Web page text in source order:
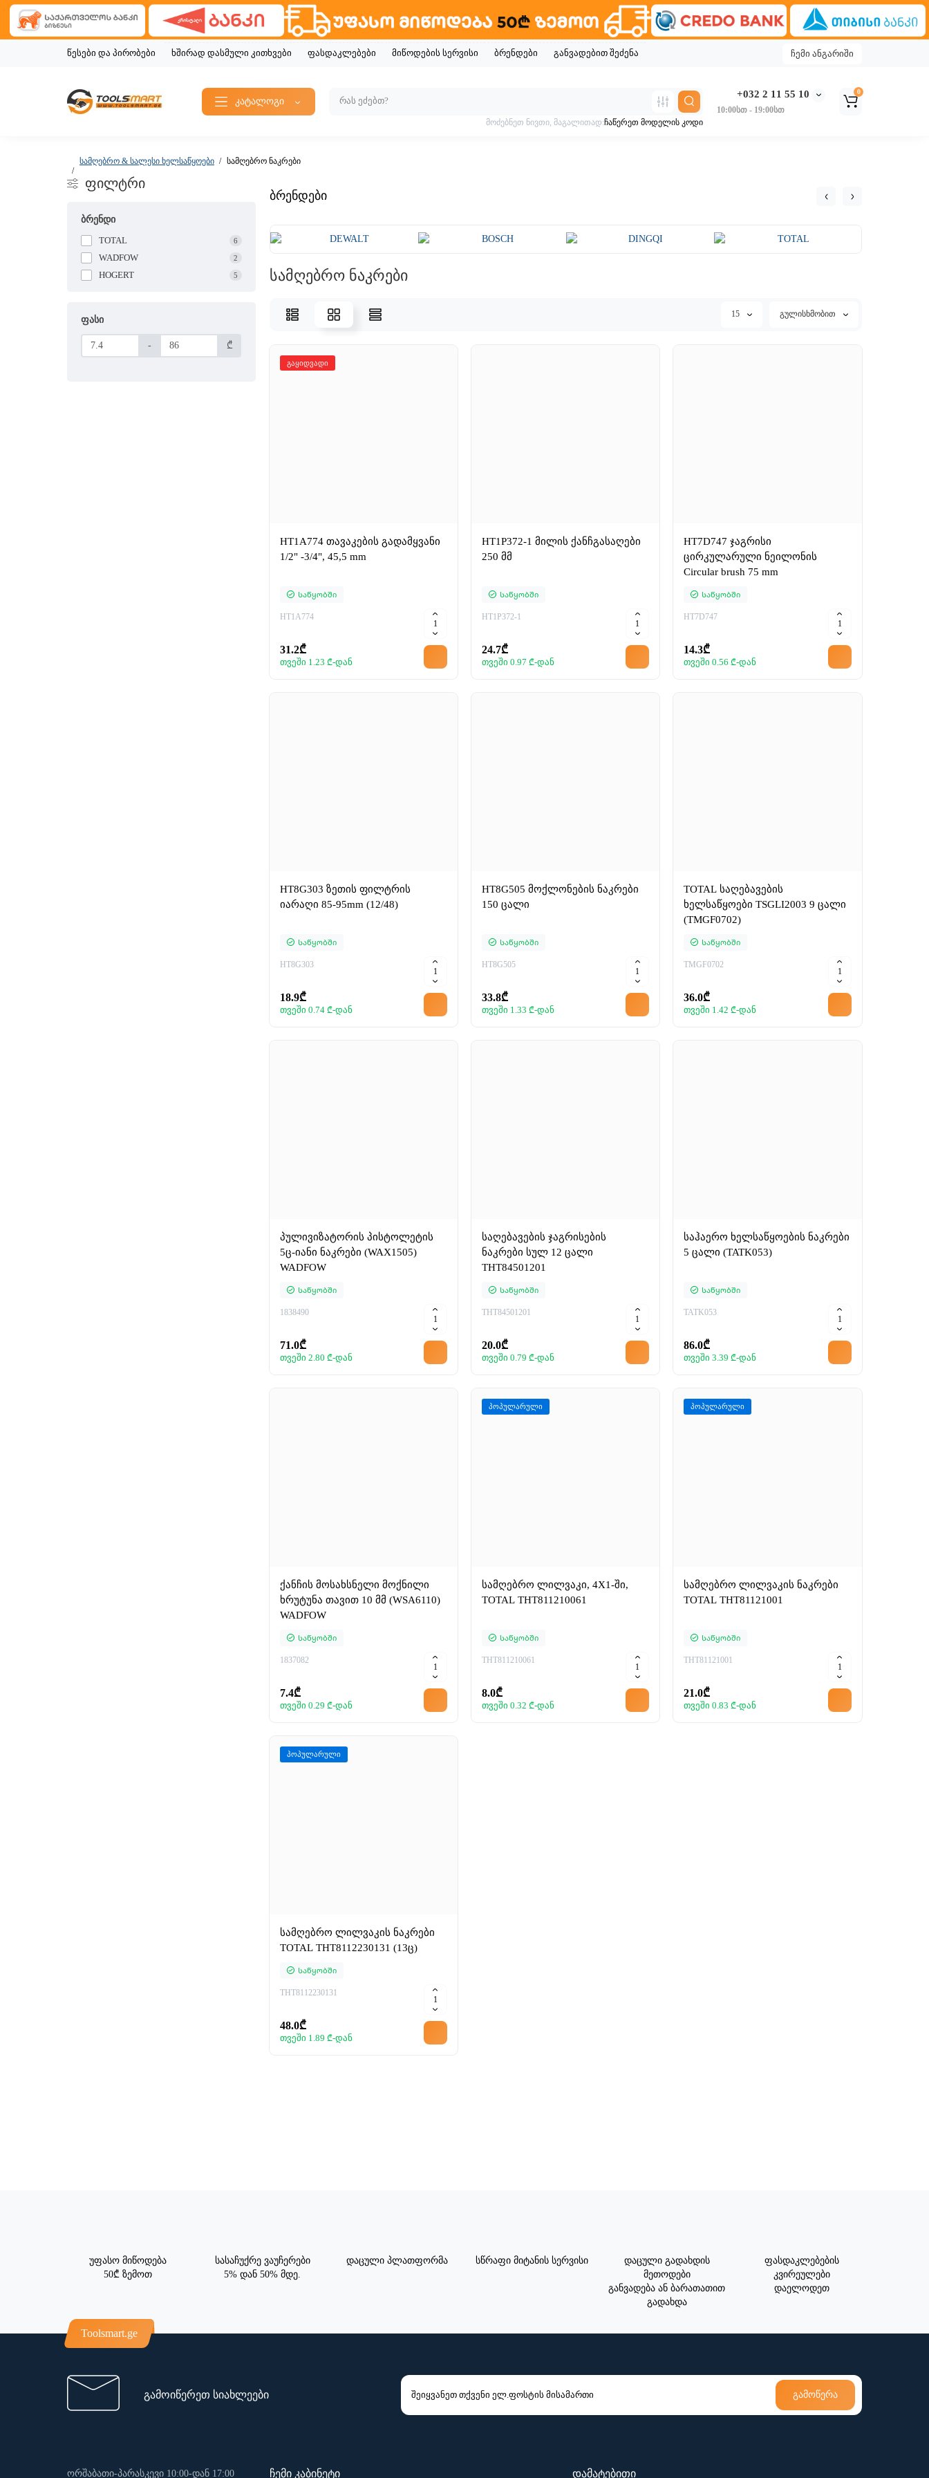
წესები და პირობები ხშირად დასმული კითხვები ფასდაკლებები მიწოდების სერვისი ბრენდები განვადებით შეძენა ჩემი ანგარიში
კატალოგი
+032 2 11 55 10
10:00სთ - 19:00სთ
მოძებნეთ ნივთი, მაგალითად:ჩაწერეთ მოდელის კოდი
0
სამღებრო & სალესი ხელსაწყოები სამღებრო ნაკრები
ფილტრი
ბრენდი
TOTAL
6
WADFOW 2
HOGERT 5
ფასი
- ₾
ბრენდები
სამღებრო ნაკრები
15 გულისხმობით
გაყიდვადი
HT1A774 თავაკების გადამყვანი
1/2" -3/4", 45,5 mm
Საწყობში
HT1A774
31.2₾
თვეში 1.23 ₾-დან
HT1P372-1 მილის ქანჩგასაღები
250 მმ
Საწყობში
HT1P372-1
24.7₾
თვეში 0.97 ₾-დან
HT7D747 ჯაგრისი
ცირკულარული ნეილონის
Circular brush 75 mm
Საწყობში
HT7D747
14.3₾
თვეში 0.56 ₾-დან
HT8G303 ზეთის ფილტრის
იარაღი 85-95mm (12/48)
Საწყობში
HT8G303
18.9₾
თვეში 0.74 ₾-დან
HT8G505 მოქლონების ნაკრები
150 ცალი
Საწყობში
HT8G505
33.8₾
თვეში 1.33 ₾-დან
TOTAL საღებავების
ხელსაწყოები TSGLI2003 9 ცალი
(TMGF0702)
Საწყობში
TMGF0702
36.0₾
თვეში 1.42 ₾-დან
პულივიზატორის პისტოლეტის
5ც-იანი ნაკრები (WAX1505)
WADFOW
Საწყობში
1838490
71.0₾
თვეში 2.80 ₾-დან
საღებავების ჯაგრისების
ნაკრები სულ 12 ცალი
THT84501201
Საწყობში
THT84501201
20.0₾
თვეში 0.79 ₾-დან
საჰაერო ხელსაწყოების ნაკრები
5 ცალი (TATK053)
Საწყობში
TATK053
86.0₾
თვეში 3.39 ₾-დან
ქანჩის მოსახსნელი მოქნილი
ხრუტუნა თავით 10 მმ (WSA6110)
WADFOW
Საწყობში
1837082
7.4₾
თვეში 0.29 ₾-დან
პოპულარული
სამღებრო ლილვაკი, 4X1-ში,
TOTAL THT811210061
Საწყობში
THT811210061
8.0₾
თვეში 0.32 ₾-დან
პოპულარული
სამღებრო ლილვაკის ნაკრები
TOTAL THT81121001
Საწყობში
THT81121001
21.0₾
თვეში 0.83 ₾-დან
პოპულარული
სამღებრო ლილვაკის ნაკრები
TOTAL THT8112230131 (13ც)
Საწყობში
THT8112230131
48.0₾
თვეში 1.89 ₾-დან
უფასო მიწოდება
50₾ ზემოთ
სასაჩუქრე ვაუჩერები
5% დან 50% მდე.
დაცული პლათფორმა სწრაფი მიტანის სერვისი
დაცული გადახდის
მეთოდები
განვადება ან ბარათათით
გადახდა
ფასდაკლებების
კვირეულები
დაელოდეთ
Toolsmart.ge
გამოიწერეთ სიახლეები გამოწერა
ორშაბათი-პარასკევი 10:00-დან 17:00 ჩემი კაბინეტი დამატებითი